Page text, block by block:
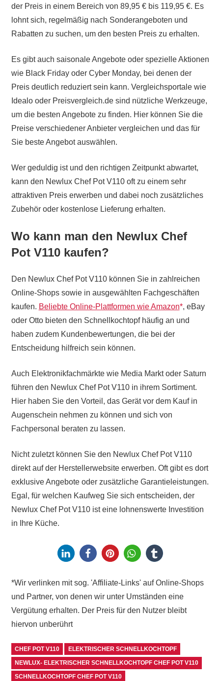
der Preis in einem Bereich von 89,95 € bis 119,95 €. Es
lohnt sich, regelmäßig nach Sonderangeboten und
Rabatten zu suchen, um den besten Preis zu erhalten.
Es gibt auch saisonale Angebote oder spezielle Aktionen
wie Black Friday oder Cyber Monday, bei denen der
Preis deutlich reduziert sein kann. Vergleichsportale wie
Idealo oder Preisvergleich.de sind nützliche Werkzeuge,
um die besten Angebote zu finden. Hier können Sie die
Preise verschiedener Anbieter vergleichen und das für
Sie beste Angebot auswählen.
Wer geduldig ist und den richtigen Zeitpunkt abwartet,
kann den Newlux Chef Pot V110 oft zu einem sehr
attraktiven Preis erwerben und dabei noch zusätzliches
Zubehör oder kostenlose Lieferung erhalten.
Wo kann man den Newlux Chef
Pot V110 kaufen?
Den Newlux Chef Pot V110 können Sie in zahlreichen
Online-Shops sowie in ausgewählten Fachgeschäften
kaufen. Beliebte Online-Plattformen wie Amazon , eBay
oder Otto bieten den Schnellkochtopf häufig an und
haben zudem Kundenbewertungen, die bei der
Entscheidung hilfreich sein können.
Auch Elektronikfachmärkte wie Media Markt oder Saturn
führen den Newlux Chef Pot V110 in ihrem Sortiment.
Hier haben Sie den Vorteil, das Gerät vor dem Kauf in
Augenschein nehmen zu können und sich von
Fachpersonal beraten zu lassen.
Nicht zuletzt können Sie den Newlux Chef Pot V110
direkt auf der Herstellerwebsite erwerben. Oft gibt es dort
exklusive Angebote oder zusätzliche Garantieleistungen.
Egal, für welchen Kaufweg Sie sich entscheiden, der
Newlux Chef Pot V110 ist eine lohnenswerte Investition
in Ihre Küche.
*Wir verlinken mit sog. 'Affiliate-Links' auf Online-Shops
und Partner, von denen wir unter Umständen eine
Vergütung erhalten. Der Preis für den Nutzer bleibt
hiervon unberührt
CHEF POT V110 ELEKTRISCHER SCHNELLKOCHTOPF
NEWLUX- ELEKTRISCHER SCHNELLKOCHTOPF CHEF POT V110
SCHNELLKOCHTOPF CHEF POT V110